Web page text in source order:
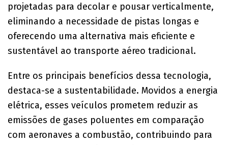
projetadas para decolar e pousar verticalmente,
eliminando a necessidade de pistas longas e
oferecendo uma alternativa mais eficiente e
sustentável ao transporte aéreo tradicional.
Entre os principais benefícios dessa tecnologia,
destaca-se a sustentabilidade. Movidos a energia
elétrica, esses veículos prometem reduzir as
emissões de gases poluentes em comparação
com aeronaves a combustão, contribuindo para